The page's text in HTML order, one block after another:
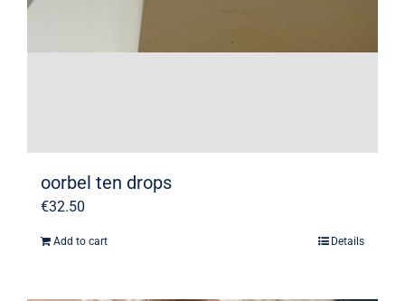
oorbel ten drops
€32.50
Add to cart Details